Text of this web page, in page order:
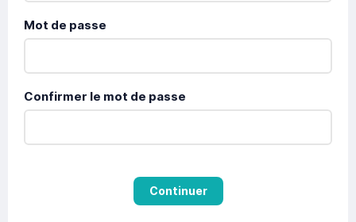
Mot de passe
Confirmer le mot de passe
Continuer